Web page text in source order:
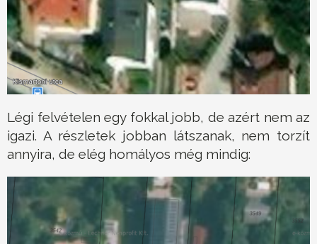
Légi felvételen egy fokkal jobb, de azért nem az
igazi. A részletek jobban látszanak, nem torzít
annyira, de elég homályos még mindig: